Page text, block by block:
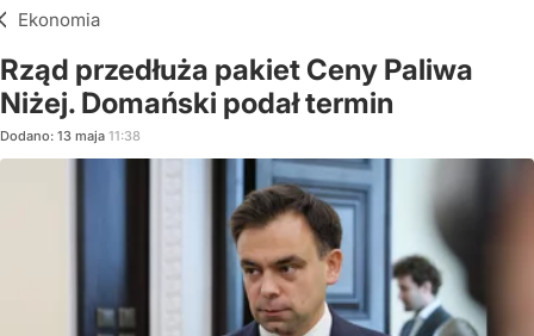
Ekonomia
Rząd przedłuża pakiet Ceny Paliwa
Niżej. Domański podał termin
Dodano: 13 maja 11:38